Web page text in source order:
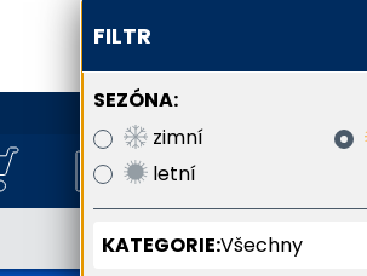
800 800 900
FILTR
SEZÓNA:
zimní
letní
KATEGORIE:Všechny